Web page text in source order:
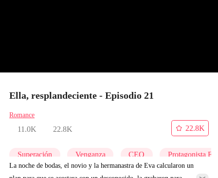
Ella, resplandeciente - Episodio 21
Romance
11.0K 22.8K
22.8K
Superación Venganza CEO Protagonista
La noche de bodas, el novio y la hermanastra de Eva calcularon un